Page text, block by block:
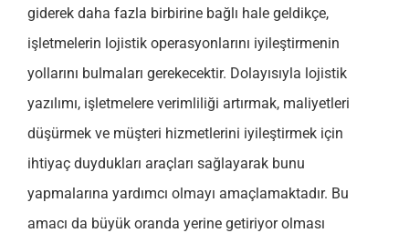
giderek daha fazla birbirine bağlı hale geldikçe,
işletmelerin lojistik operasyonlarını iyileştirmenin
yollarını bulmaları gerekecektir. Dolayısıyla lojistik
yazılımı, işletmelere verimliliği artırmak, maliyetleri
düşürmek ve müşteri hizmetlerini iyileştirmek için
ihtiyaç duydukları araçları sağlayarak bunu
yapmalarına yardımcı olmayı amaçlamaktadır. Bu
amacı da büyük oranda yerine getiriyor olması